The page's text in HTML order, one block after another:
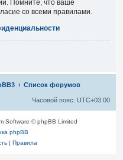
Помните, что ваше
со всеми правилами.
Список форумов
Часовой пояс: UTC+03:00
Software © phpBB Limited
phpBB
| Правила